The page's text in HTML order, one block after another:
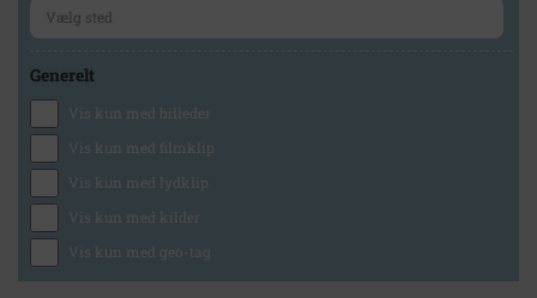
Generelt
Vis kun med billeder
Vis kun med filmklip
Vis kun med lydklip
Vis kun med kilder
Vis kun med geo-tag